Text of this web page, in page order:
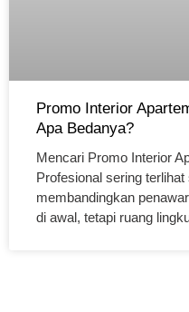
Promo Interior
Apa Bedanya?
Mencari Promo Interior
Profesional sering
membandingkan
di awal, tetapi ruang